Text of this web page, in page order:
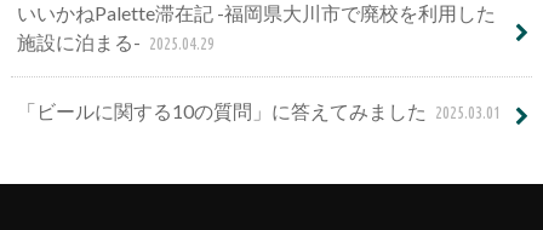
いいかねPalette滞在記 -福岡県大川市で廃校を利用した
施設に泊まる- 2025.04.29
「ビールに関する10の質問」に答えてみました 2025.03.01